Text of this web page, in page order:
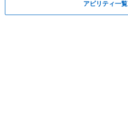
アビリティ一覧